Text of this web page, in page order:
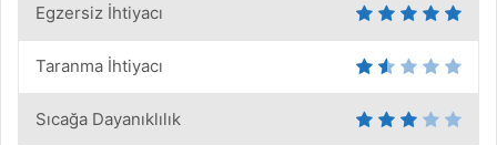
Egzersiz İhtiyacı
Taranma İhtiyacı
Sıcağa Dayanıklılık